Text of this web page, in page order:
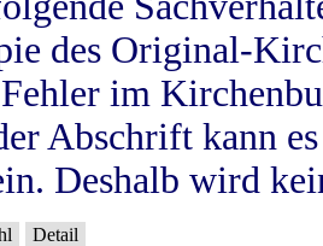
des Original-
im
Abschrift kann
Deshalb wird
Detail